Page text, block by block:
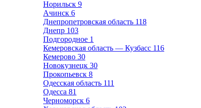
Норильск 9
Ачинск 6
Днепропетровская область 118
Днепр 103
Подгородное 1
Кемеровская область — Кузбасс 116
Кемерово 30
Новокузнецк 30
Прокопьевск 8
Одесская область 111
Одесса 81
Черноморск 6